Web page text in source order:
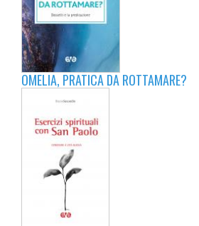
OMELIA, PRATICA DA ROTTAMARE?